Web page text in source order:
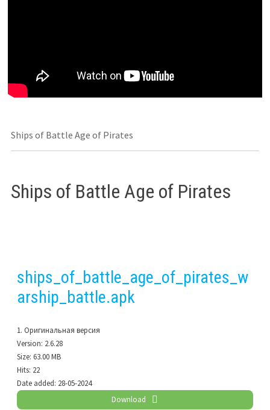
Ships of Battle Age of Pirates
Ships of Battle Age of Pirates
ships_of_battle_age_of_pirates_w
arship_battle.apk
1. Оригинальная версия
Version: 2.6.28
Size: 63.00 MB
Hits: 22
Date added: 28-05-2024
Download